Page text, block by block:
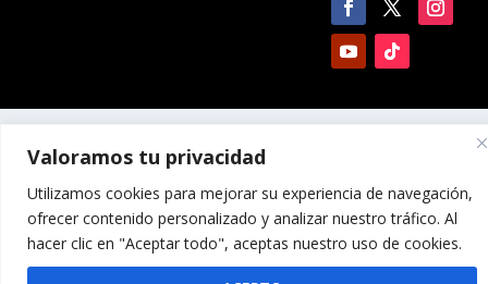
Valoramos tu privacidad
Utilizamos cookies para mejorar su experiencia de navegación,
ofrecer contenido personalizado y analizar nuestro tráfico. Al
hacer clic en "Aceptar todo", aceptas nuestro uso de cookies.